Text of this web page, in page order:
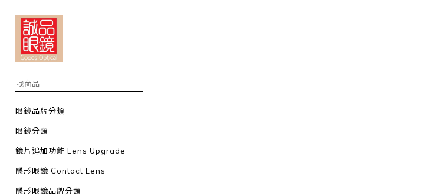
眼鏡品牌分類
眼鏡分類
鏡片追加功能 Lens Upgrade
隱形眼鏡 Contact Lens
隱形眼鏡品牌分類